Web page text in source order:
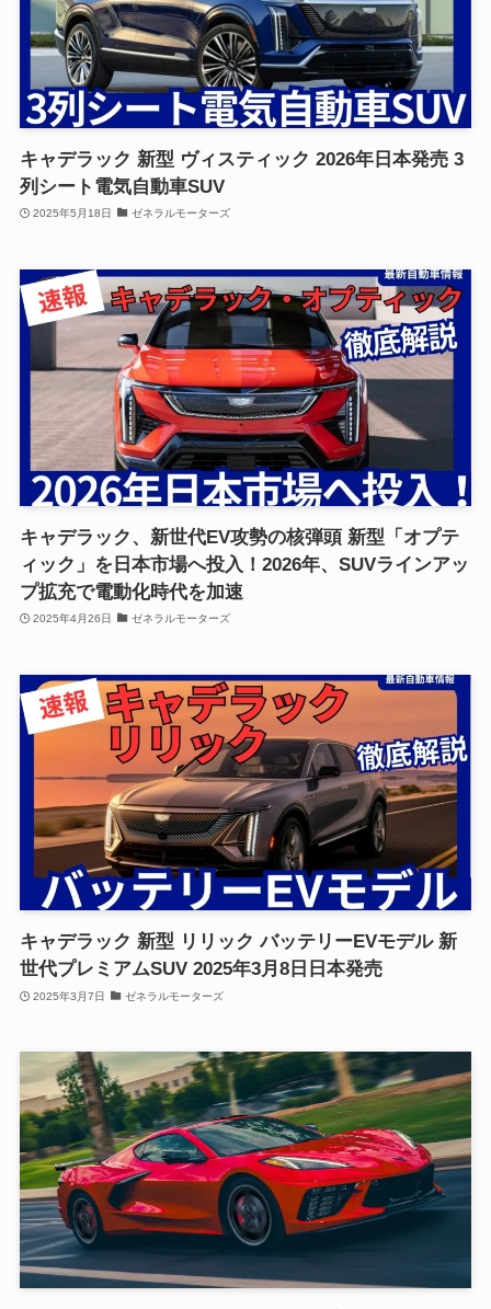
キャデラック 新型 ヴィスティック 2026年日本発売 3
列シート電気自動車SUV
2025年5月18日 ゼネラルモーターズ
キャデラック、新世代EV攻勢の核弾頭 新型「オプテ
ィック」を日本市場へ投入！2026年、SUVラインアッ
プ拡充で電動化時代を加速
2025年4月26日 ゼネラルモーターズ
キャデラック 新型 リリック バッテリーEVモデル 新
世代プレミアムSUV 2025年3月8日日本発売
2025年3月7日 ゼネラルモーターズ